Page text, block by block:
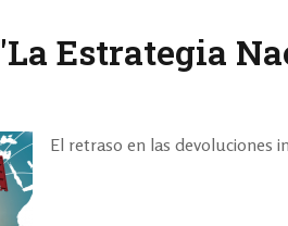
Estrategia
El retraso en las devoluciones